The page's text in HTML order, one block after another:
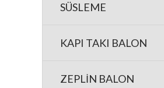
SÜSLEME
KAPI TAKI BALON
ZEPLİN BALON